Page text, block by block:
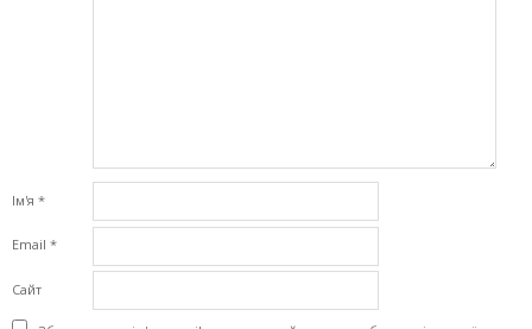
Ім'я *
Email *
Сайт